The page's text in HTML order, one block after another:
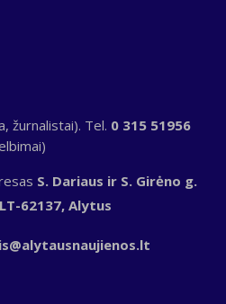
žurnalistai). Tel. 0 315 51956
S. Dariaus ir S. Girėno g.
62137, Alytus